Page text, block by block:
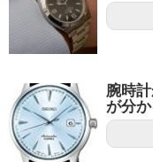
腕時
が分